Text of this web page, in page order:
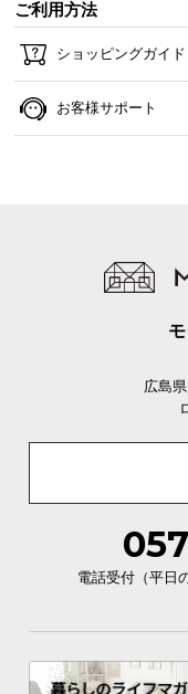
ご利用方法
ショッピングガイド
お客様サポート
広島
電話受付（平日